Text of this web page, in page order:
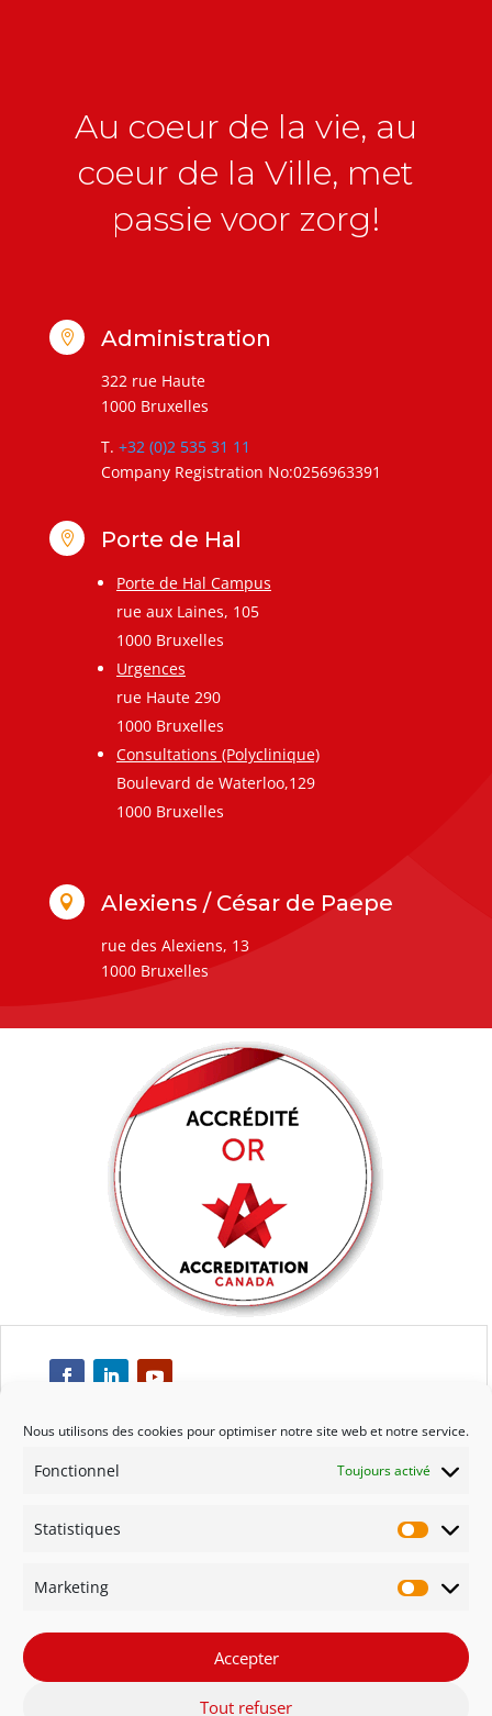
Nous utilisons des cookies pour optimiser notre site web et notre service.
Fonctionnel Toujours activé
Statistiques
Marketing
Accepter
Tout refuser
Au coeur de la vie, au
coeur de la Ville, met
passie voor zorg!
 Administration
322 rue Haute
1000 Bruxelles
T. +32 (0)2 535 31 11
Company Registration No:0256963391
 Porte de Hal
Porte de Hal Campus
rue aux Laines, 105
1000 Bruxelles
Urgences
rue Haute 290
1000 Bruxelles
Consultations (Polyclinique)
Boulevard de Waterloo,129
1000 Bruxelles
 Alexiens / César de Paepe
rue des Alexiens, 13
1000 Bruxelles
Respect
Engagement
Qualité